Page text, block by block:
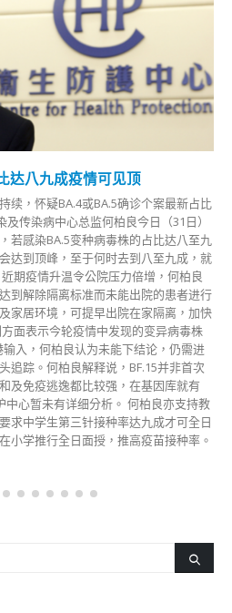
达八九成疫情可见顶
续，怀疑BA.4或BA.5确诊个案最新占比
及传染病中心总监何柏良今日（31日）
若感染BA.5变种病毒株的占比达八至九
达到顶峰，至于何时去到八至九成，就
期疫情升温令公院压力倍增，何柏良
到解除隔离标准而未能出院的患者进行
家居环境，可提早出院在家隔离，加快
面表示今轮疫情中发现的变异病毒株
输入，何柏良认为未能下结论，仍需进
追踪。何柏良解释说，BF.15并非首次
及免疫逃逸都比较强，在基因库就有
中心暂未有详细分析。 何柏良亦支持教
求中学生第三针接种率达九成才可全日
小学推行全日面授，推高疫苗接种率。